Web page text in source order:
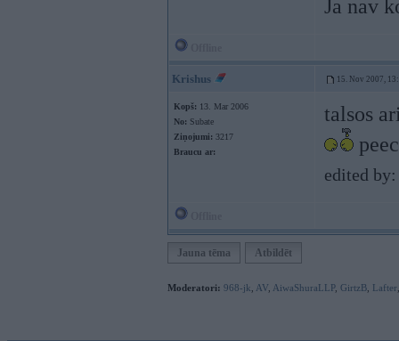
Ja nav
Krishus 15. Nov 2007,
Kopš: 13. Mar 2006
No: Subate
Ziņojumi: 3217
Braucu ar:
talsos
edited
Jauna tēma Atbildēt
Moderatori: 968-jk AV AiwaShuraLLP, GirtzB Lafter